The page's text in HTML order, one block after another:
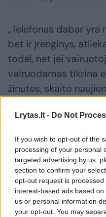
Lrytas.lt - Do Not
If you wish to opt-out of the
processing of your personal
targeted advertising by us,
section to confirm your
opt-out request is
interest-based ads based
us or personal information
your opt-out. You may
„Telefonas dabar
bet ir įrenginys,
todėl, net jei
vairuodamas tikrina
žinutes, skaito
dėmesio nukreipimo
Jo teigimu,
yra vairuotojo
telefonas ar kavos
vairuotojo dėmesį ir